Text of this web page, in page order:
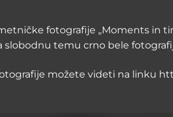
fotografije „Moments in
slobodnu temu crno bele
možete videti na linku